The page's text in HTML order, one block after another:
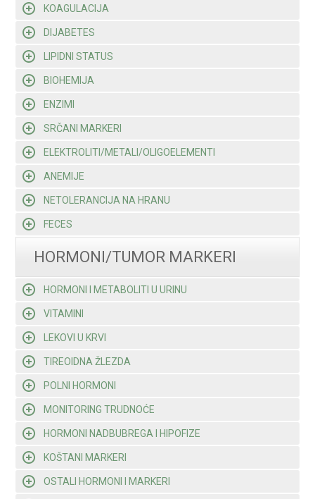
KOAGULACIJA
DIJABETES
LIPIDNI STATUS
BIOHEMIJA
ENZIMI
SRČANI MARKERI
ELEKTROLITI/METALI/OLIGOELEMENTI
ANEMIJE
NETOLERANCIJA NA HRANU
FECES
HORMONI/TUMOR MARKERI
HORMONI I METABOLITI U URINU
VITAMINI
LEKOVI U KRVI
TIREOIDNA ŽLEZDA
POLNI HORMONI
MONITORING TRUDNOĆE
HORMONI NADBUBREGA I HIPOFIZE
KOŠTANI MARKERI
OSTALI HORMONI I MARKERI